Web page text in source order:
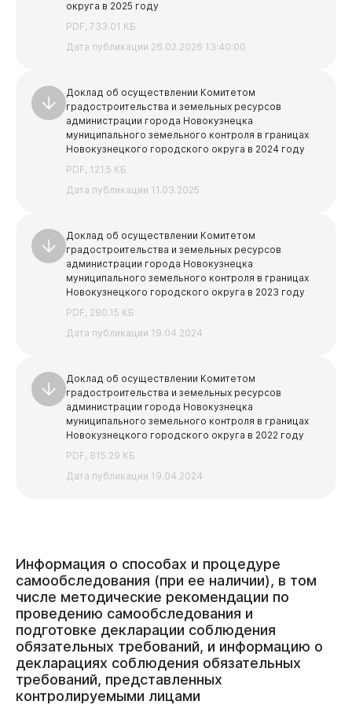
округа в 2025 году
PDF, 733.01 КБ
Дата публикации 26.02.2026 13:40:00
Доклад об осуществлении Комитетом
градостроительства и земельных ресурсов
администрации города Новокузнецка
муниципального земельного контроля в границах
Новокузнецкого городского округа в 2024 году
PDF, 121.5 КБ
Дата публикации 11.03.2025
Доклад об осуществлении Комитетом
градостроительства и земельных ресурсов
администрации города Новокузнецка
муниципального земельного контроля в границах
Новокузнецкого городского округа в 2023 году
PDF, 280.15 КБ
Дата публикации 19.04.2024
Доклад об осуществлении Комитетом
градостроительства и земельных ресурсов
администрации города Новокузнецка
муниципального земельного контроля в границах
Новокузнецкого городского округа в 2022 году
PDF, 815.29 КБ
Дата публикации 19.04.2024
Информация о способах и процедуре
самообследования (при ее наличии), в том
числе методические рекомендации по
проведению самообследования и
подготовке декларации соблюдения
обязательных требований, и информацию о
декларациях соблюдения обязательных
требований, представленных
контролируемыми лицами